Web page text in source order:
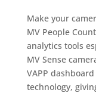
Make your
MV People
analytics tools
MV Sense
VAPP
technology,